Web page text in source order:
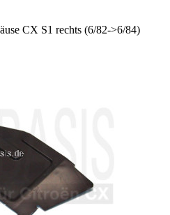
CX S1 rechts (6/82->6/84)